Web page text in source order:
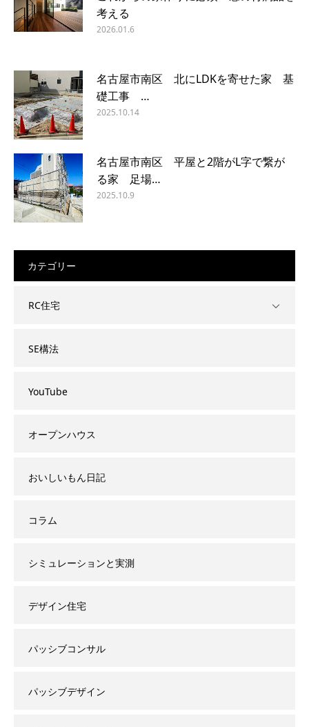
考える
2026.01.6
名古屋市南区 北にLDKを寄せた家 基
礎工事 …
2025.10.14
名古屋市南区 平屋と2階がL字で繋が
る家 足場…
2025.10.9
カテゴリー
RC住宅
SE構法
YouTube
オープンハウス
おいしいもん日記
コラム
シミュレーションと実測
デザイン住宅
パッシブコンサル
パッシブデザイン